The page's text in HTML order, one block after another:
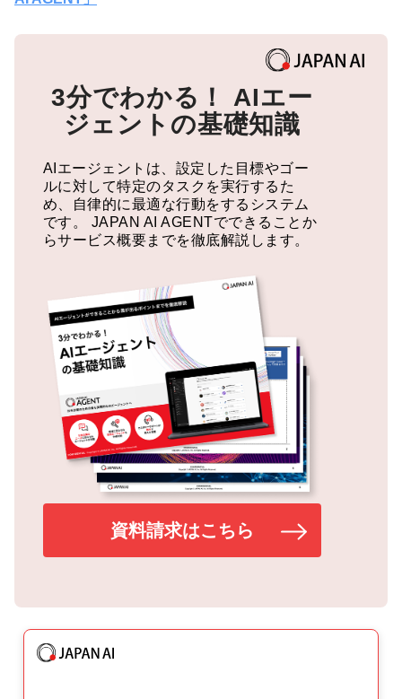
3分でわかる！
AIエー
ジェントの基礎知識
AIエージェントは、設定した目標やゴー
ルに対して特定のタスクを実行するた
め、自律的に最適な行動をするシステム
です。
JAPAN AI AGENTでできることか
らサービス概要までを徹底解説します。
資料請求はこちら